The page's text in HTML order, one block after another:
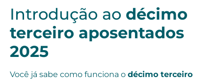
Introdução ao décimo
terceiro aposentados
2025
Você já sabe como funciona o décimo terceiro